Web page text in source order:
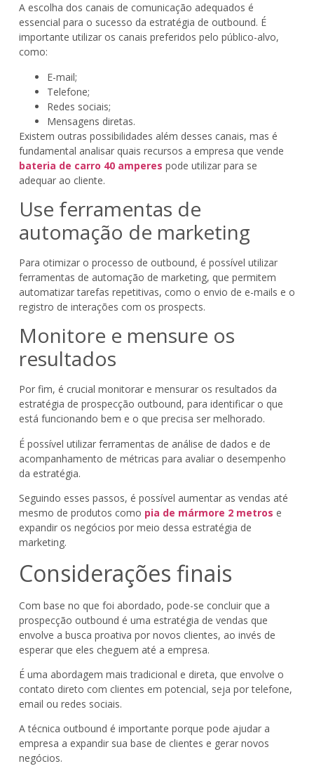
A escolha dos canais de comunicação adequados é
essencial para o sucesso da estratégia de outbound. É
importante utilizar os canais preferidos pelo público-alvo,
como:
E-mail;
Telefone;
Redes sociais;
Mensagens diretas.
Existem outras possibilidades além desses canais, mas é
fundamental analisar quais recursos a empresa que vende
bateria de carro 40 amperes pode utilizar para se
adequar ao cliente.
Use ferramentas de
automação de marketing
Para otimizar o processo de outbound, é possível utilizar
ferramentas de automação de marketing, que permitem
automatizar tarefas repetitivas, como o envio de e-mails e o
registro de interações com os prospects.
Monitore e mensure os
resultados
Por fim, é crucial monitorar e mensurar os resultados da
estratégia de prospecção outbound, para identificar o que
está funcionando bem e o que precisa ser melhorado.
É possível utilizar ferramentas de análise de dados e de
acompanhamento de métricas para avaliar o desempenho
da estratégia.
Seguindo esses passos, é possível aumentar as vendas até
mesmo de produtos como pia de mármore 2 metros e
expandir os negócios por meio dessa estratégia de
marketing.
Considerações finais
Com base no que foi abordado, pode-se concluir que a
prospecção outbound é uma estratégia de vendas que
envolve a busca proativa por novos clientes, ao invés de
esperar que eles cheguem até a empresa.
É uma abordagem mais tradicional e direta, que envolve o
contato direto com clientes em potencial, seja por telefone,
email ou redes sociais.
A técnica outbound é importante porque pode ajudar a
empresa a expandir sua base de clientes e gerar novos
negócios.